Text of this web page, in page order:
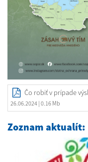
Čo robiť v prípade
26.06.2024 | 0.16 Mb
Zoznam aktualít: